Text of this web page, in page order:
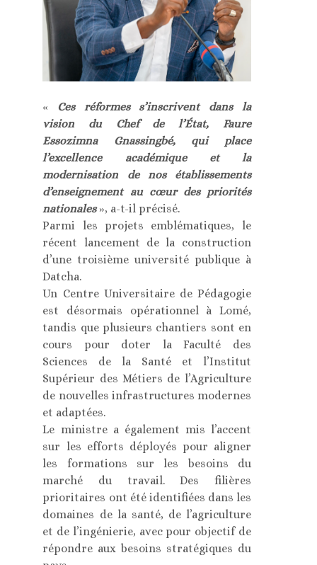
« Ces réformes s’inscrivent dans la
vision du Chef de l’État, Faure
Essozimna Gnassingbé, qui place
l’excellence académique et la
modernisation de nos établissements
d’enseignement au cœur des priorités
nationales », a-t-il précisé.
Parmi les projets emblématiques, le
récent lancement de la construction
d’une troisième université publique à
Datcha.
Un Centre Universitaire de Pédagogie
est désormais opérationnel à Lomé,
tandis que plusieurs chantiers sont en
cours pour doter la Faculté des
Sciences de la Santé et l’Institut
Supérieur des Métiers de l’Agriculture
de nouvelles infrastructures modernes
et adaptées.
Le ministre a également mis l’accent
sur les efforts déployés pour aligner
les formations sur les besoins du
marché du travail. Des filières
prioritaires ont été identifiées dans les
domaines de la santé, de l’agriculture
et de l’ingénierie, avec pour objectif de
répondre aux besoins stratégiques du